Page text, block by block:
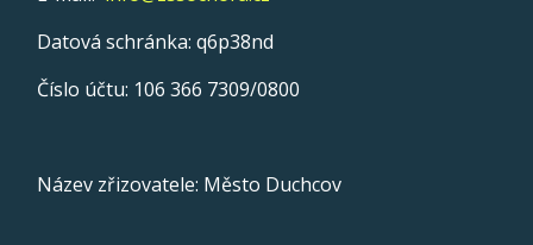
Datová schránka: q6p38nd
Číslo účtu: 106 366 7309/0800
Název zřizovatele: Město Duchcov